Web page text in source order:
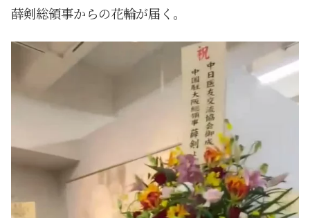
薛剣総領事からの花輪が届く。